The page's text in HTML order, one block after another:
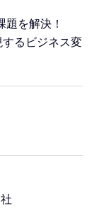
を解決！
るビジネス変